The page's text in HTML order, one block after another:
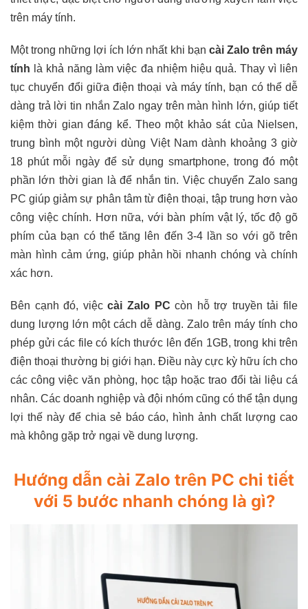
trên máy tính.
Một trong những lợi ích lớn nhất khi bạn cài Zalo trên máy
tính là khả năng làm việc đa nhiệm hiệu quả. Thay vì liên
tục chuyển đổi giữa điện thoại và máy tính, bạn có thể dễ
dàng trả lời tin nhắn Zalo ngay trên màn hình lớn, giúp tiết
kiệm thời gian đáng kể. Theo một khảo sát của Nielsen,
trung bình một người dùng Việt Nam dành khoảng 3 giờ
18 phút mỗi ngày để sử dụng smartphone, trong đó một
phần lớn thời gian là để nhắn tin. Việc chuyển Zalo sang
PC giúp giảm sự phân tâm từ điện thoại, tập trung hơn vào
công việc chính. Hơn nữa, với bàn phím vật lý, tốc độ gõ
phím của bạn có thể tăng lên đến 3-4 lần so với gõ trên
màn hình cảm ứng, giúp phản hồi nhanh chóng và chính
xác hơn.
Bên cạnh đó, việccài Zalo PC còn hỗ trợ truyền tải file
dung lượng lớn một cách dễ dàng. Zalo trên máy tính cho
phép gửi các file có kích thước lên đến 1GB, trong khi trên
điện thoại thường bị giới hạn. Điều này cực kỳ hữu ích cho
các công việc văn phòng, học tập hoặc trao đổi tài liệu cá
nhân. Các doanh nghiệp và đội nhóm cũng có thể tận dụng
lợi thế này để chia sẻ báo cáo, hình ảnh chất lượng cao
mà không gặp trở ngại về dung lượng.
Hướng dẫn cài Zalo trên PC chi tiết
với 5 bước nhanh chóng là gì?